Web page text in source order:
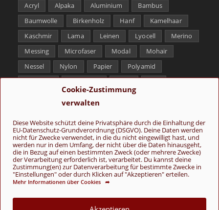
Cookie-Zustimmung
verwalten
Diese Website schützt deine Privatsphäre durch die Einhaltung der
EU-Datenschutz-Grundverordnung (DSGVO). Deine Daten werden
nicht für Zwecke verwendet, in die du nicht eingewilligt hast, und
werden nur in dem Umfang, der nicht über die Daten hinausgeht,
die in Bezug auf einen bestimmten Zweck (oder mehrere Zwecke)
der Verarbeitung erforderlich ist, verarbeitet. Du kannst deine
Zustimmung(en) zur Datenverarbeitung für bestimmte Zwecke in
"Einstellungen" oder durch Klicken auf "Akzeptieren" erteilen.
Mehr Informationen über Cookies ➦
Acryl Alpaka Aluminium
Bambus
Baumwolle
Birkenholz Hanf
Kamelhaar
Kaschmir
Lama Leinen Lyocell
Merino
Messing
Microfaser Modal
Mohair
Nessel
Nylon Papier
Polyamid
Folge uns
Über uns